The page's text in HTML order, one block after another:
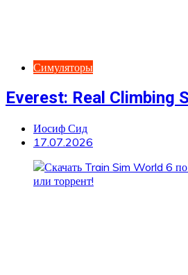
Симуляторы
Everest: Real Climbing
Иосиф Сид
17.07.2026